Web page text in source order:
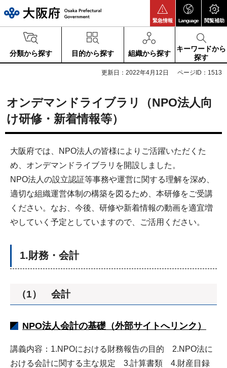
緊急情報 Language 閲覧補助
分類から探す 目的から探す 組織から探す
キーワードから
探す
更新日：2022年4月12日 ページID：1513
オンデマンドライブラリ（NPO法人向
け研修・新着情報等）
大阪府では、NPO法人の皆様によりご活躍いただくた
め、オンデマンドライブラリを開設しました。
NPO法人の設立認証等事務や運営に関する理解を深め、
適切な組織運営体制の構築を図るため、本研修をご受講
ください。なお、今後、研修や新着情報の動画を適宜増
やしていく予定としていますので、ご活用ください。
1.財務・会計
（1） 会計
NPO法人会計の基礎（外部サイトへリンク）
講義内容：1.NPOにおける財務報告の目的 2.NPO法に
おける会計に関する主な規定 3.計算書類 4.財産目録